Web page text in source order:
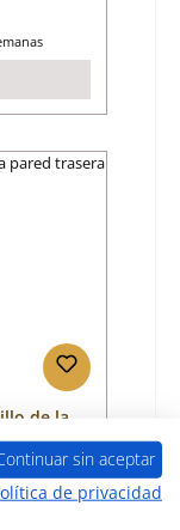
de la
sin aceptar
de privacidad